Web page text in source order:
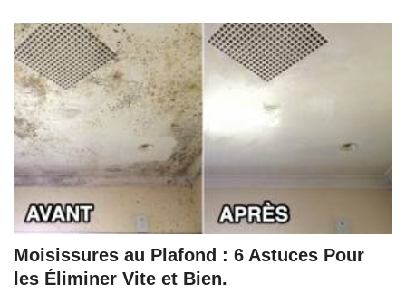
Moisissures au Plafond : 6 Astuces Pour
les Éliminer Vite et Bien.